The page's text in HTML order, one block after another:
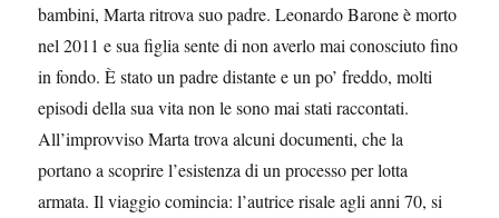
bambini, Marta ritrova suo padre. Leonardo Barone è morto
nel 2011 e sua figlia sente di non averlo mai conosciuto fino
in fondo. È stato un padre distante e un po’ freddo, molti
episodi della sua vita non le sono mai stati raccontati.
All’improvviso Marta trova alcuni documenti, che la
portano a scoprire l’esistenza di un processo per lotta
armata. Il viaggio comincia: l’autrice risale agli anni 70, si